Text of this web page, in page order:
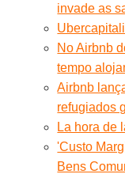
invade as
No Airbnb
tempo
Airbnb
refugiados
La hora de
'Custo
Bens